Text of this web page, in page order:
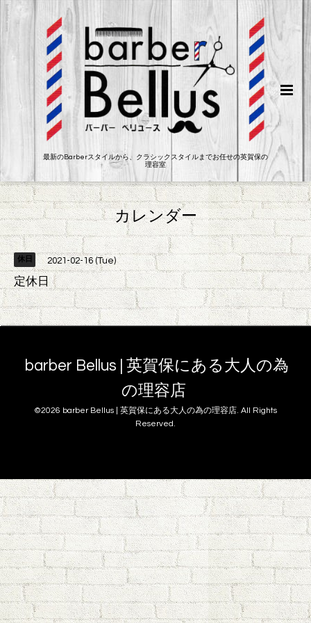
最新のBarberスタイルから、クラシックスタイルまでお任せの英賀保の
理容室
カレンダー
休日 2021-02-16 (Tue)
定休日
barber Bellus | 英賀保にある大人の為
の理容店
©2026 barber Bellus | 英賀保にある大人の為の理容店. All Rights
Reserved.